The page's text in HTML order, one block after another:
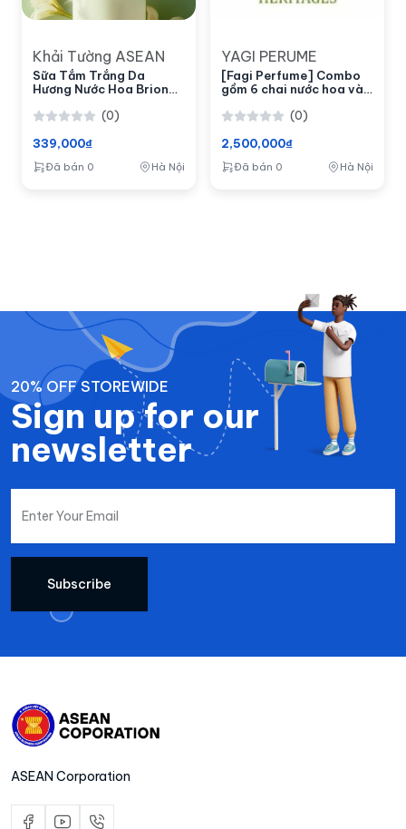
Khải Tường ASEAN
Sữa Tắm Trắng Da
Hương Nước Hoa Briona
Dưỡng Ẩm, Tẩy Tế Bào
(0)
339,000₫
Đã bán 0 Hà Nội
YAGI PERUME
[Fagi Perfume] Combo
gồm 6 chai nước hoa và
(0)
2,500,000₫
Đã bán 0 Hà Nội
20% OFF STOREWIDE
Sign up for our
newsletter
Subscribe
ASEAN Corporation